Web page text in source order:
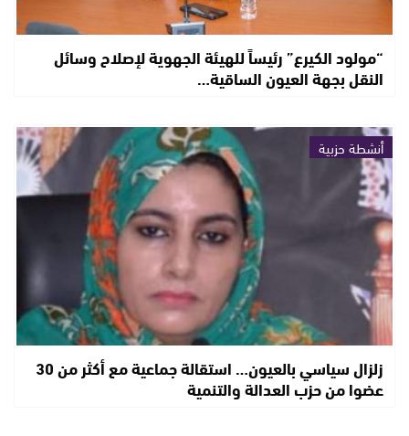
“مولود الكيرع” رئيساً للهيئة الجهوية لإصلاح وسائل
النقل بجهة العيون الساقية…
أنشطة حزبية
زلزال سياسي بالعيون… استقالة جماعية مع أكثر من 30
عضوا من حزب العدالة والتنمية